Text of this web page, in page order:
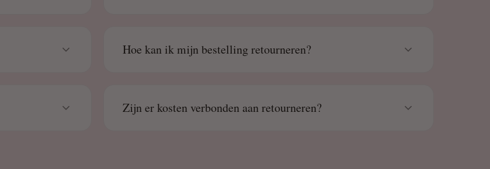
Hoe kan ik mijn bestelling retourneren?
Zijn er kosten verbonden aan retourneren?